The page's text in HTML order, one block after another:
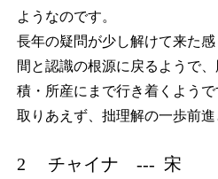
ようなのです。
長年の疑問が少し解けて来た
間と認識の根源に戻るようで
積・所産にまで行き着くようで
取りあえず、拙理解の一歩前進
2 チャイナ --- 宋